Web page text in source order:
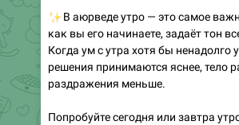
Когда ум с утра хотя бы ненадолго
решения принимаются яснее, тело
раздражения меньше.
Попробуйте сегодня или завтра